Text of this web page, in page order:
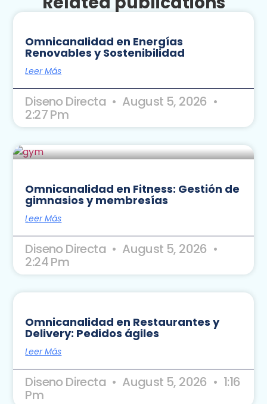
Omnicanalidad en Energías
Renovables y Sostenibilidad
Leer Más
Diseno Directa August 5, 2026
2:27 Pm
Omnicanalidad en Fitness: Gestión de
gimnasios y membresías
Leer Más
Diseno Directa August 5, 2026
2:24 Pm
Omnicanalidad en Restaurantes y
Delivery: Pedidos ágiles
Leer Más
Diseno Directa August 5, 2026 1:16
Pm